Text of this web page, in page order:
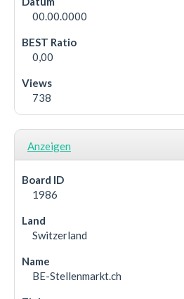
00.00.0000
0,00
738
Anzeigen
1986
Switzerland
BE-Stellenmarkt.ch